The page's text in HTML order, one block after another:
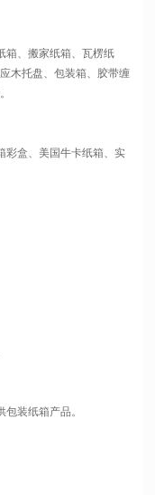
箱、搬家纸箱、瓦楞纸
木托盘、包装箱、胶带缠
彩盒、美国牛卡纸箱、实
装纸箱产品。